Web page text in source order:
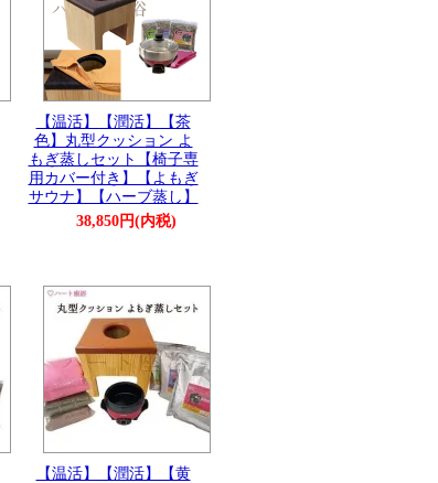
【温活】【潤活】【茶
色】丸型クッション よ
もぎ蒸しセット【椅子専
用カバー付き】【よもぎ
サウナ】【ハーブ蒸し】
38,850円(内税)
【温活】【潤活】【黄